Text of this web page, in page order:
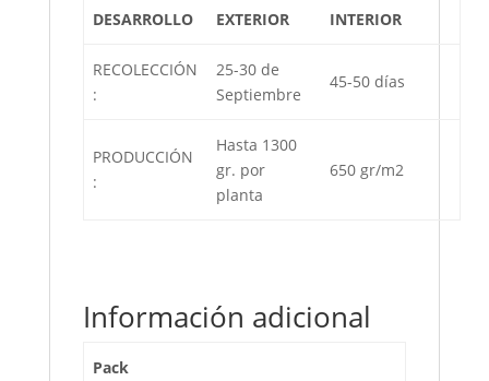
DESARROLLO EXTERIOR INTERIOR
RECOLECCIÓN
:
25-30 de
Septiembre
45-50 días
PRODUCCIÓN
:
Hasta 1300
gr. por
planta
650 gr/m2
Información adicional
Pack